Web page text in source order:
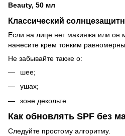
Beauty, 50 мл
Классический
Если на лице нет макияжа или он
нанесите крем тонким
Не забывайте также о:
шее;
ушах;
зоне декольте.
Как обновлять SPF без
Следуйте простому алгоритму.